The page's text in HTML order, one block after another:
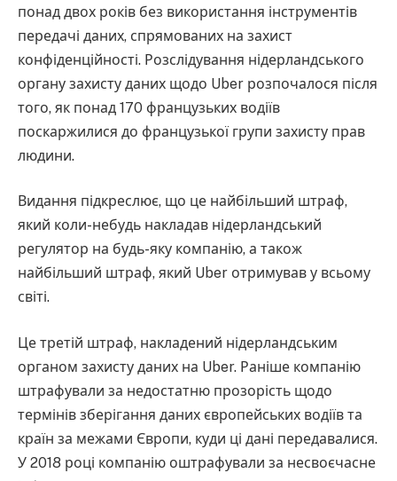
понад двох років без використання інструментів
передачі даних, спрямованих на захист
конфіденційності. Розслідування нідерландського
органу захисту даних щодо Uber розпочалося після
того, як понад 170 французьких водіїв
поскаржилися до французької групи захисту прав
людини.
Видання підкреслює, що це найбільший штраф,
який коли-небудь накладав нідерландський
регулятор на будь-яку компанію, а також
найбільший штраф, який Uber отримував у всьому
світі.
Це третій штраф, накладений нідерландським
органом захисту даних на Uber. Раніше компанію
штрафували за недостатню прозорість щодо
термінів зберігання даних європейських водіїв та
країн за межами Європи, куди ці дані передавалися.
У 2018 році компанію оштрафували за несвоєчасне